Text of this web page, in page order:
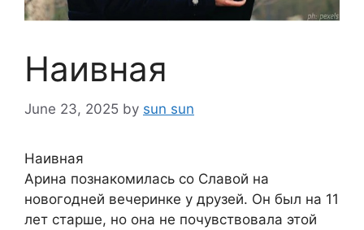
Наивная
June 23, 2025 by sun sun
Наивная
Арина познакомилась со Славой на
новогодней вечеринке у друзей. Он был на 11
лет старше, но она не почувствовала этой